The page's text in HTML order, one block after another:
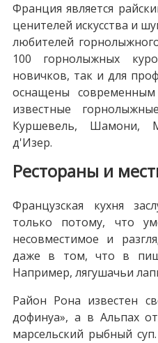
Франция является
ценителей искусства и
любителей
100 горнолыжных
новичков, так и для
оснащены
известные
Куршевель, Шамони,
д'Изер.
Рестораны и
Французская кухня
только потому, что
несовместимое и
даже в том, что в
Например, лягушачьи
Район Рона известен
дофинуа», а в Альпах
марсельский рыбный